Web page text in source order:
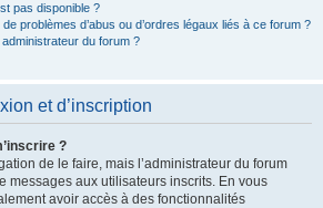
pas disponible ?
problèmes d’abus ou d’ordres légaux liés à ce forum ?
du forum ?
et d’inscription
?
de le faire, mais l’administrateur du forum
messages aux utilisateurs inscrits. En vous
avoir accès à des fonctionnalités